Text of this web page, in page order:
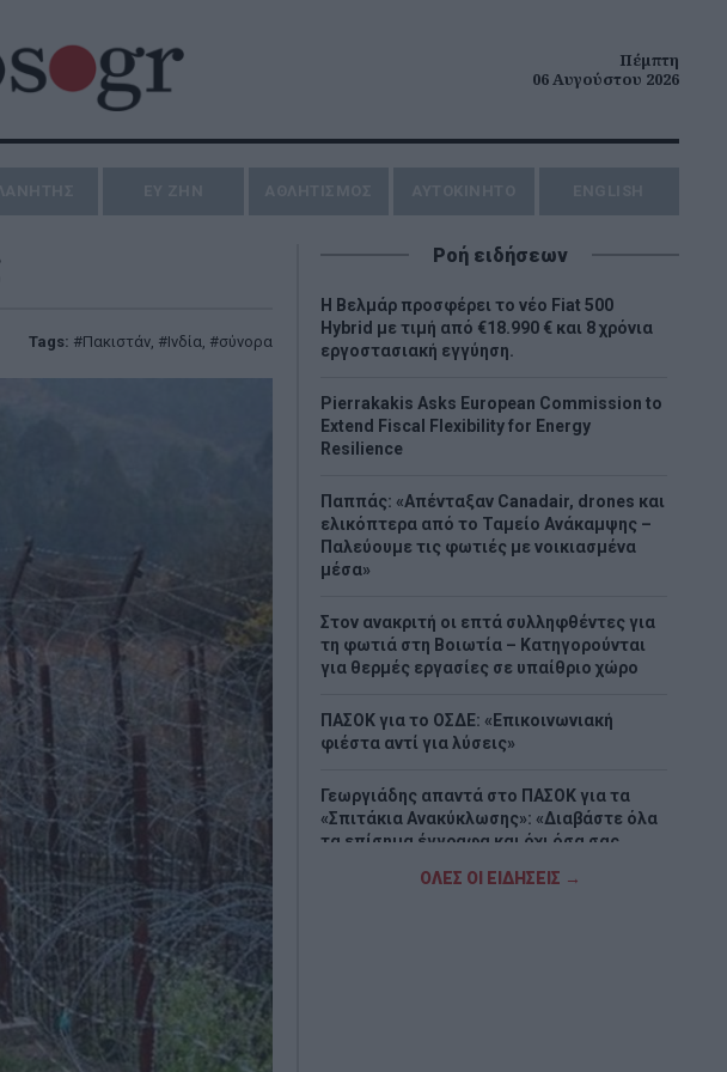
Πέμπτη
06 Αυγούστου 2026
Tags: Πακιστάν, Ινδία, σύνορα
Ροή ειδήσεων
Η Βελμάρ προσφέρει τo νέο Fiat 500
Hybrid με τιμή από €18.990 € και 8 χρόνια
εργοστασιακή εγγύηση.
Pierrakakis Asks European Commission to
Extend Fiscal Flexibility for Energy
Resilience
Παππάς: «Απένταξαν Canadair, drones και
ελικόπτερα από το Ταμείο Ανάκαμψης –
Παλεύουμε τις φωτιές με νοικιασμένα
μέσα»
Στον ανακριτή οι επτά συλληφθέντες για
τη φωτιά στη Βοιωτία – Κατηγορούνται
για θερμές εργασίες σε υπαίθριο χώρο
ΠΑΣΟΚ για το ΟΣΔΕ: «Επικοινωνιακή
φιέστα αντί για λύσεις»
Γεωργιάδης απαντά στο ΠΑΣΟΚ για τα
«Σπιτάκια Ανακύκλωσης»: «Διαβάστε όλα
τα επίσημα έγγραφα και όχι όσα σας
ΟΛΕΣ ΟΙ ΕΙΔΗΣΕΙΣ →